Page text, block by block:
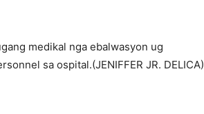
medikal nga ebalwasyon ug
sa ospital.(JENIFFER JR. DELICA)